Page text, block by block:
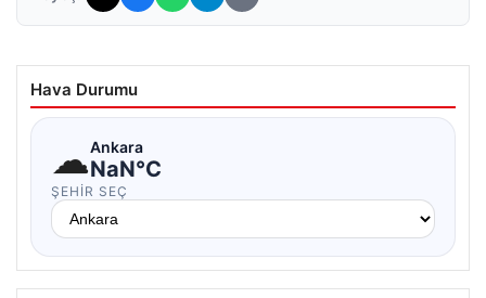
Hava Durumu
☁Ankara
NaN°C
ŞEHIR SEÇ